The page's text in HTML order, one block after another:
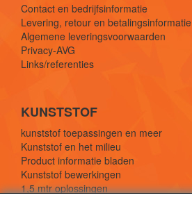
Contact en bedrijfsinformatie
Levering, retour en betalingsinformatie
Algemene leveringsvoorwaarden
Privacy-AVG
Links/referenties
KUNSTSTOF
kunststof toepassingen en meer
Kunststof en het milieu
Product informatie bladen
Kunststof bewerkingen
1,5 mtr oplossingen